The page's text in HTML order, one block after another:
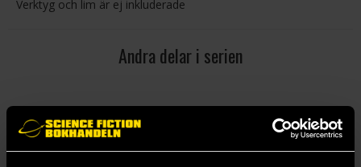
Verktyg och lim är ej inkluderade
Andra delar i serien